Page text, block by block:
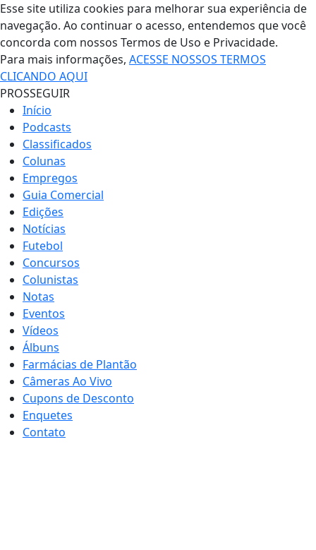
Esse site utiliza cookies para melhorar sua experiência de
navegação. Ao continuar o acesso, entendemos que você
concorda com nossos Termos de Uso e Privacidade.
Para mais informações, ACESSE NOSSOS TERMOS
CLICANDO AQUI
PROSSEGUIR
Início
Podcasts
Classificados
Colunas
Empregos
Guia Comercial
Edições
Notícias
Futebol
Concursos
Colunistas
Notas
Eventos
Vídeos
Álbuns
Farmácias de Plantão
Câmeras Ao Vivo
Cupons de Desconto
Enquetes
Contato